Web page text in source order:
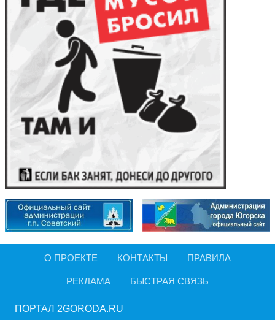
О ПРОЕКТЕ КОНТАКТЫ ПРАВИЛА
РЕКЛАМА БЫСТРАЯ СВЯЗЬ
ПОРТАЛ 2GORODA.RU